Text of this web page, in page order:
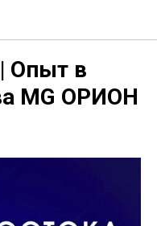
Опыт в
MG ОРИОН